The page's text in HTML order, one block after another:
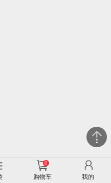
0
购物车 我的